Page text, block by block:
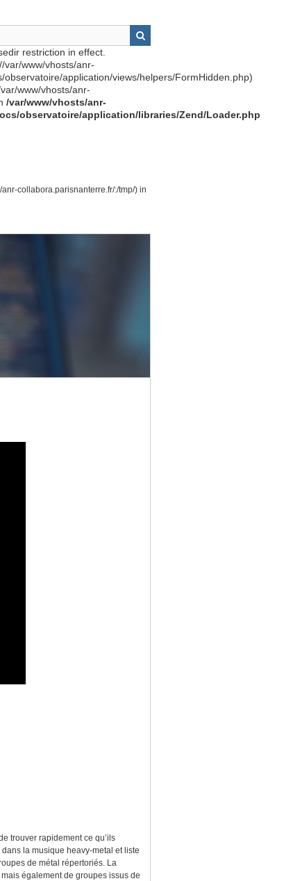
restriction in effect.
var/www/vhosts/anr-
application/views/helpers/FormHidden.php)
www/vhosts/anr-
/var/www/vhosts/anr-
observatoire/application/libraries/Zend/Loader.php
collabora.parisnanterre.fr/:/tmp/) in
trouver rapidement ce qu’ils
la musique heavy-metal et liste
de métal répertoriés. La
également de groupes issus de